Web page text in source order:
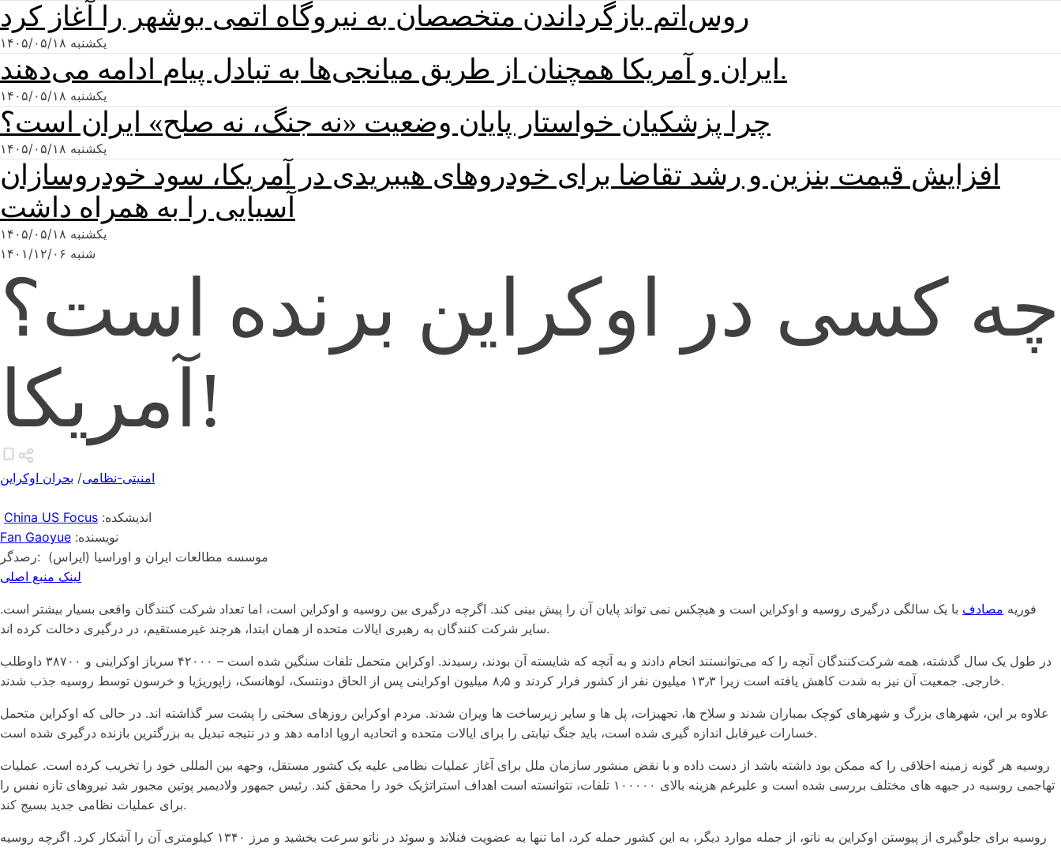
روس‌اتم بازگرداندن متخصصان به نیروگاه اتمی بوشهر را آغاز کرد
یکشنبه ۱۴۰۵/۰۵/۱۸
ایران و آمریکا همچنان از طریق میانجی‌ها به تبادل پیام ادامه می‌دهند.
یکشنبه ۱۴۰۵/۰۵/۱۸
چرا پزشکیان خواستار پایان وضعیت «نه جنگ، نه صلح» ایران است؟
یکشنبه ۱۴۰۵/۰۵/۱۸
افزایش قیمت بنزین و رشد تقاضا برای خودروهای هیبریدی در آمریکا، سود خودروسازان
آسیایی را به همراه داشت
یکشنبه ۱۴۰۵/۰۵/۱۸
شنبه ۱۴۰۱/۱۲/۰۶
چه کسی در اوکراین برنده است؟
آمریکا!
امنیتی-نظامی/ بحران اوکراین
China US Focus :اندیشکده
Fan Gaoyue :نویسنده
موسسه مطالعات ایران و اوراسیا (ایراس) :رصدگر
لینک منبع اصلی
فوریه مصادف با یک سالگی درگیری روسیه و اوکراین است و هیچکس نمی تواند پایان آن را پیش بینی کند. اگرچه درگیری بین روسیه و اوکراین است، اما تعداد شرکت کنندگان واقعی بسیار بیشتر است.
سایر شرکت کنندگان به رهبری ایالات متحده از همان ابتدا، هرچند غیرمستقیم، در درگیری دخالت کرده اند.
در طول یک سال گذشته، همه شرکت‌کنندگان آنچه را که می‌توانستند انجام دادند و به آنچه که شایسته آن بودند، رسیدند. اوکراین متحمل تلفات سنگین شده است – ۴۲۰۰۰ سرباز اوکراینی و ۳۸۷۰۰ داوطلب
خارجی. جمعیت آن نیز به شدت کاهش یافته است زیرا ۱۳٫۳ میلیون نفر از کشور فرار کردند و ۸٫۵ میلیون اوکراینی پس از الحاق دونتسک، لوهانسک، زاپوریژیا و خرسون توسط روسیه جذب شدند.
علاوه بر این، شهرهای بزرگ و شهرهای کوچک بمباران شدند و سلاح ها، تجهیزات، پل ها و سایر زیرساخت ها ویران شدند. مردم اوکراین روزهای سختی را پشت سر گذاشته اند. در حالی که اوکراین متحمل
خسارات غیرقابل اندازه گیری شده است، باید جنگ نیابتی را برای ایالات متحده و اتحادیه اروپا ادامه دهد و در نتیجه تبدیل به بزرگترین بازنده درگیری شده است.
روسیه هر گونه زمینه اخلاقی را که ممکن بود داشته باشد از دست داده و با نقض منشور سازمان ملل برای آغاز عملیات نظامی علیه یک کشور مستقل، وجهه بین المللی خود را تخریب کرده است. عملیات
تهاجمی روسیه در جبهه های مختلف بررسی شده است و علیرغم هزینه بالای ۱۰۰۰۰۰ تلفات، نتوانسته است اهداف استراتژیک خود را محقق کند. رئیس جمهور ولادیمیر پوتین مجبور شد نیروهای تازه نفس را
برای عملیات نظامی جدید بسیج کند.
روسیه برای جلوگیری از پیوستن اوکراین به ناتو، از جمله موارد دیگر، به این کشور حمله کرد، اما تنها به عضویت فنلاند و سوئد در ناتو سرعت بخشید و مرز ۱۳۴۰ کیلومتری آن را آشکار کرد. اگرچه روسیه